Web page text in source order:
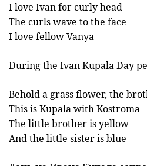
I love Ivan for curly head
The curls wave to the face
I love fellow Vanya
During the Ivan Kupala Day
Behold a grass flower, the
This is Kupala with Kostroma
The little brother is yellow
And the little sister is blue